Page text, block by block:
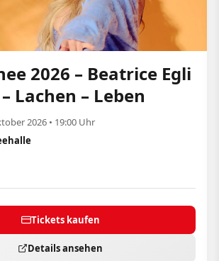
2026 – Beatrice Egli
Lachen – Leben
2026 • 19:00 Uhr
Tickets kaufen
Details ansehen